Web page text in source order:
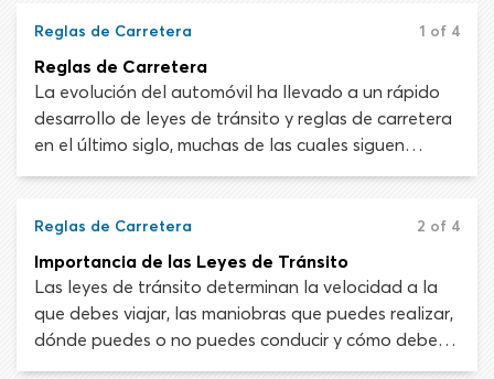
Reglas de Carretera 1 of 4
Reglas de Carretera
La evolución del automóvil ha llevado a un rápido
desarrollo de leyes de tránsito y reglas de carretera
en el último siglo, muchas de las cuales siguen
adaptándose y refinándose para ajustarse al
privados como autos, camiones ligeros, camionetas
y motocicletas representan actualmente el 91% de
todos los viajes personales. Sin reglas de carretera,
todo el país se hundiría en el caos en cuestión de
horas.
Reglas de Carretera 2 of 4
Importancia de las Leyes de Tránsito
Las leyes de tránsito determinan la velocidad a la
que debes viajar, las maniobras que puedes realizar,
dónde puedes o no puedes conducir y cómo debes
hacerlo. Muchas de las leyes son constantes,